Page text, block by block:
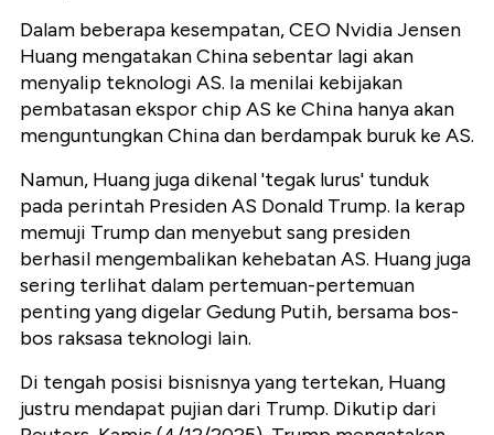
Dalam beberapa kesempatan, CEO Nvidia Jensen
Huang mengatakan China sebentar lagi akan
menyalip teknologi AS. Ia menilai kebijakan
pembatasan ekspor chip AS ke China hanya akan
menguntungkan China dan berdampak buruk ke AS.
Namun, Huang juga dikenal 'tegak lurus' tunduk
pada perintah Presiden AS Donald Trump. Ia kerap
memuji Trump dan menyebut sang presiden
berhasil mengembalikan kehebatan AS. Huang juga
sering terlihat dalam pertemuan-pertemuan
penting yang digelar Gedung Putih, bersama bos-
bos raksasa teknologi lain.
Di tengah posisi bisnisnya yang tertekan, Huang
justru mendapat pujian dari Trump. Dikutip dari